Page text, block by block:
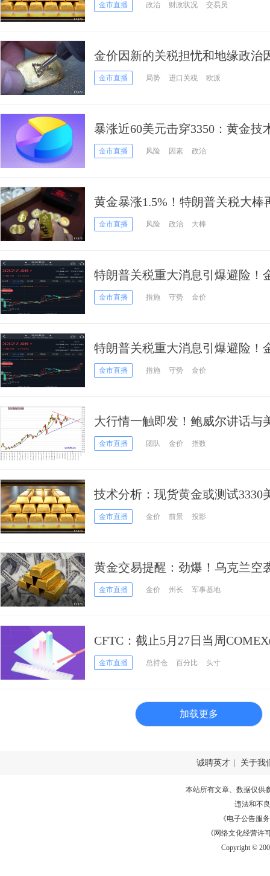
金市直播 政治 财政状况 交易员
金价因新的关税担忧和地缘政治
金市直播 局势 进口关税 欧派
暴涨近60美元击穿3350：黄金技
或带来巨大补涨空间
金市直播 风险 因素 政治
黄金暴涨1.5%！特朗普关税大棒
全球资本疯狂涌入避险
金市直播 风险 政治 大棒
特朗普关税重大消息引爆避险！
FXStreet分析师金价技术走势
金市直播 措施 守势 金价
特朗普关税重大消息引爆避险！
FXStreet分析师金价技术走势
金市直播 措施 守势 金价
大行情一触即发！鲍威尔讲话与
金、美元指数、日元、欧元、英
金市直播 团队 金价 指数
技术分析：现货黄金或测试3330
金市直播 金价 前景 投影
黄金交易提醒：劲爆！乌克兰空
跳涨逾20美元，关注和平会谈
金市直播 金价 州长 军事基地
CFTC：截止5月27日当周
黄金期货持仓报告
金市直播 总持仓 百分比 头寸
加载更多
诚聘英才 关于我
本站所有文章、数据仅供
违法和不
《电子公告服务
《网络文化经营许
Copyright ©